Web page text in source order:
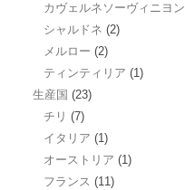
カヴェルネソーヴィニヨン
シャルドネ (2)
メルロー (2)
ティンティリア (1)
生産国 (23)
チリ (7)
イタリア (1)
オーストリア (1)
フランス (11)